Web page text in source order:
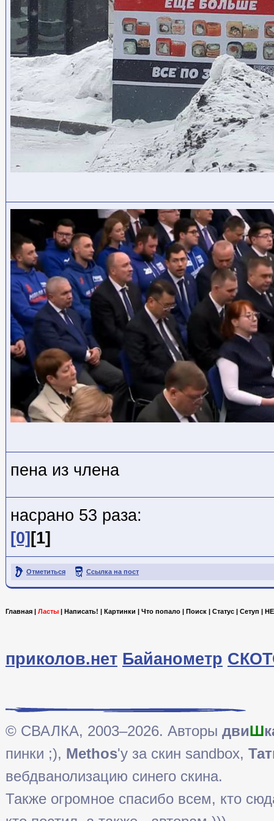
пена из члена
насрано 53 раза:
[0] [1]
Отметиться Ссылка на пост
Главная | Ласты | Написать! | Картинки | Что попало | Поиск | Статус | Сетуп |
приколов.нет Байанометр
© СВАЛКА, 2003–2026. Авторы двиШ
пинки ;), Methos'у за скин sandbox,
вебдванолизацию синего скина.
Также огромное спасибо всем, кто